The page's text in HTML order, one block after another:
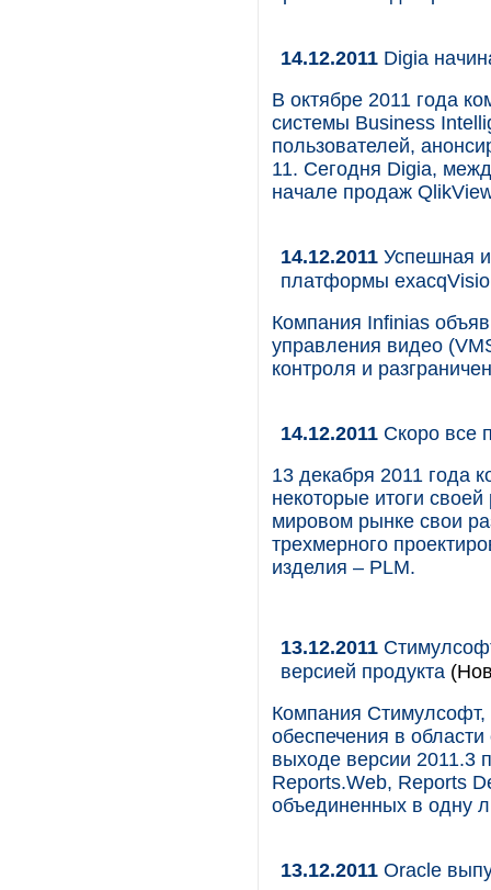
14.12.2011 Digia
В октябре 2011 года
системы Business
пользователей,
11. Сегодня Digia,
начале продаж
14.12.2011 Успешная
платформы
Компания Infinias
управления видео
контроля и
14.12.2011 Скоро все
13 декабря 2011 года
некоторые итоги
мировом рынке свои
трехмерного
изделия – PLM.
13.12.2011
версией продукта
Компания Стимулсофт,
обеспечения в
выходе версии 2011.3
Reports.Web, Reports
объединенных в одну
13.12.2011 Oracle